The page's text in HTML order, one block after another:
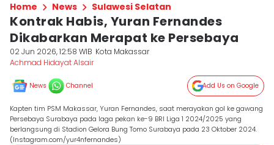
Home News Sulawesi Selatan
Kontrak Habis, Yuran Fernandes
Dikabarkan Merapat ke Persebaya
02 Jun 2026, 12:58 WIB Kota Makassar
Achmad Hidayat Alsair
News Channel Add Us on Google
Kapten tim PSM Makassar, Yuran Fernandes, saat merayakan gol ke gawang
Persebaya Surabaya pada laga pekan ke-9 BRI Liga 1 2024/2025 yang
berlangsung di Stadion Gelora Bung Tomo Surabaya pada 23 Oktober 2024.
(Instagram.com/yur4nfernandes)